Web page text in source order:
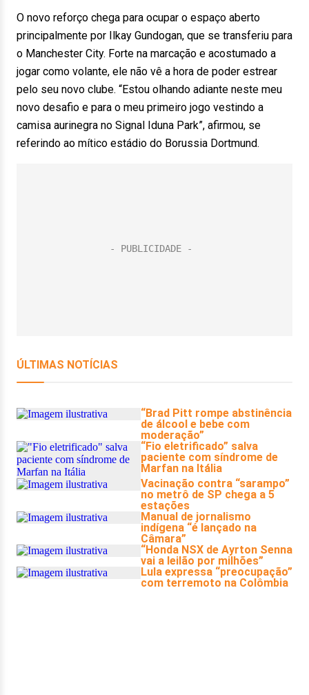
O novo reforço chega para ocupar o espaço aberto
principalmente por Ilkay Gundogan, que se transferiu para
o Manchester City. Forte na marcação e acostumado a
jogar como volante, ele não vê a hora de poder estrear
pelo seu novo clube. “Estou olhando adiante neste meu
novo desafio e para o meu primeiro jogo vestindo a
camisa aurinegra no Signal Iduna Park”, afirmou, se
referindo ao mítico estádio do Borussia Dortmund.